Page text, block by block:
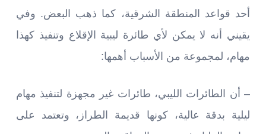
أحد قواعد المنطقة الشرقية، كما ذهب البعض. وفي
يقيني أنه لا يمكن لأي طائرة ليبية الإقلاع وتنفيذ كهذا
مهام، لمجموعة من الأسباب أهمها:
– أن الطائرات الليبي، طائرات غير مجهزة لتنفيذ مهام
ليلية بدقة عالية، كونها قديمة الطراز، وتعتمد على